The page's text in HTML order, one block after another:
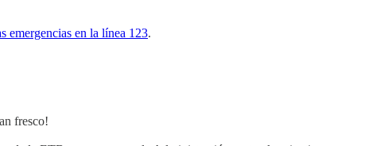
emergencias en la línea 123.
fresco!